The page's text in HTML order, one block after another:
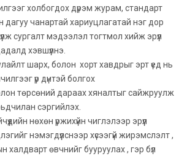
холбогдох дүрэм журам, стандарт
чанартай хариуцлагатай нэг дор
сургалт мэдээлэл тогтмол хийж эрүүл
хэвшүүлнэ.
шарх, болон хорт хавдрыг эрт үед нь
үр дүнтэй болгох
төрсөний дараах хяналтыг сайжруулж
сэргийлэх.
нөхөн үржихүйн чиглэлээр эрүүл
нэмэгдүүлснээр хүсээгүй жирэмслэлт ,
халдварт өвчнийг бууруулах , гэр бүл